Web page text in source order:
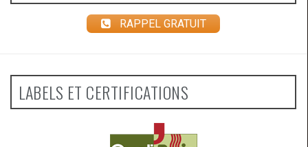
RAPPEL GRATUIT
LABELS ET CERTIFICATIONS